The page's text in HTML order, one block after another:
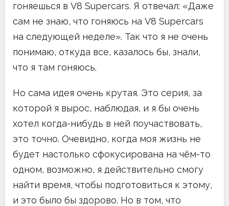
гоняешься в V8 Supercars. Я отвечал: «Даже
сам не знаю, что гоняюсь на V8 Supercars
на следующей неделе». Так что я не очень
понимаю, откуда все, казалось бы, знали,
что я там гоняюсь.
Но сама идея очень крутая. Это серия, за
которой я вырос, наблюдая, и я бы очень
хотел когда-нибудь в ней поучаствовать,
это точно. Очевидно, когда моя жизнь не
будет настолько сфокусирована на чём-то
одном, возможно, я действительно смогу
найти время, чтобы подготовиться к этому,
и это было бы здорово. Но в том, что